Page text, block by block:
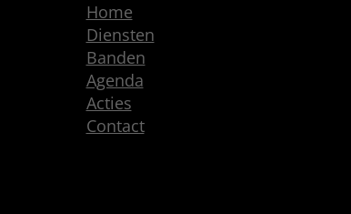
Home
Diensten
Banden
Agenda
Acties
Contact